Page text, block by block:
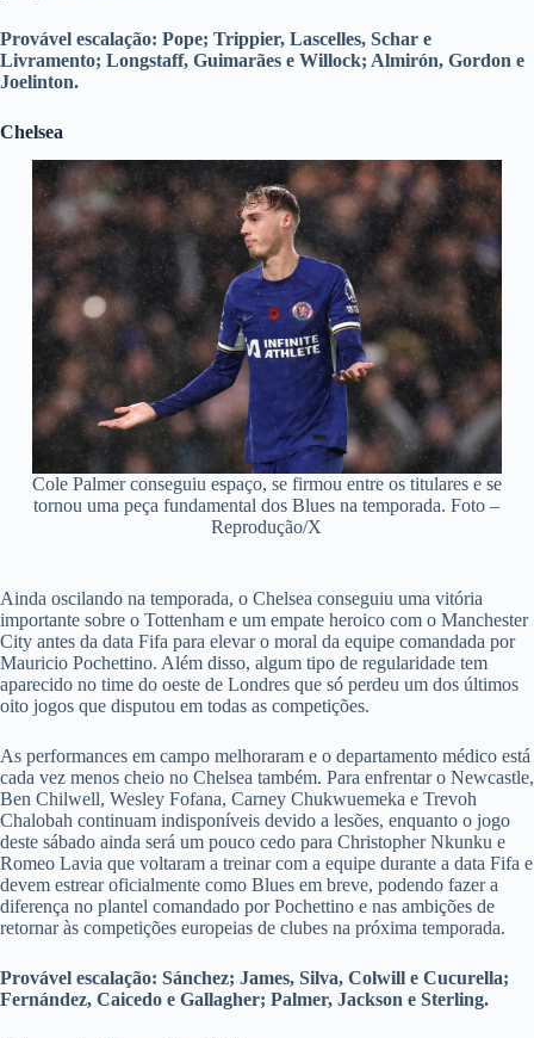
Provável escalação: Pope; Trippier, Lascelles, Schar e
Livramento; Longstaff, Guimarães e Willock; Almirón, Gordon e
Joelinton.
Chelsea
Cole Palmer conseguiu espaço, se firmou entre os titulares e se
tornou uma peça fundamental dos Blues na temporada. Foto –
Reprodução/X
Ainda oscilando na temporada, o Chelsea conseguiu uma vitória
importante sobre o Tottenham e um empate heroico com o Manchester
City antes da data Fifa para elevar o moral da equipe comandada por
Mauricio Pochettino. Além disso, algum tipo de regularidade tem
aparecido no time do oeste de Londres que só perdeu um dos últimos
oito jogos que disputou em todas as competições.
As performances em campo melhoraram e o departamento médico está
cada vez menos cheio no Chelsea também. Para enfrentar o Newcastle,
Ben Chilwell, Wesley Fofana, Carney Chukwuemeka e Trevoh
Chalobah continuam indisponíveis devido a lesões, enquanto o jogo
deste sábado ainda será um pouco cedo para Christopher Nkunku e
Romeo Lavia que voltaram a treinar com a equipe durante a data Fifa e
devem estrear oficialmente como Blues em breve, podendo fazer a
diferença no plantel comandado por Pochettino e nas ambições de
retornar às competições europeias de clubes na próxima temporada.
Provável escalação: Sánchez; James, Silva, Colwill e Cucurella;
Fernández, Caicedo e Gallagher; Palmer, Jackson e Sterling.